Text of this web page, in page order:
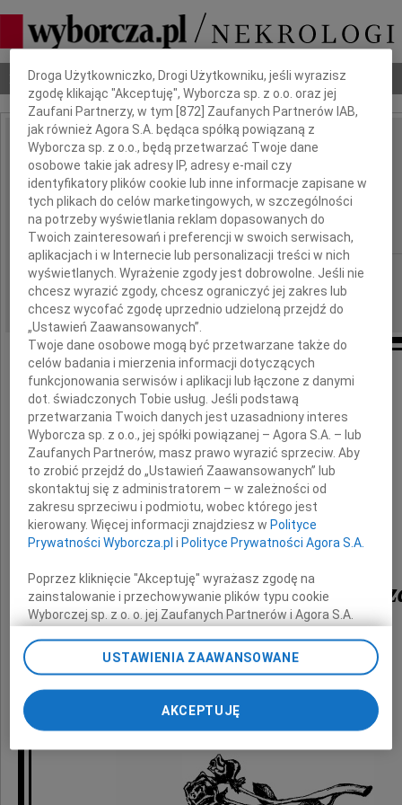
Nekrologi Odeszli Poradnik pogrzebowy
IMIĘ I NAZWISKO:
Romuald Aleturowicz
,
Romuald Aleturowicz
REGION: Białystok
DATA EMISJI: 22.09.2009
Wyrazy szczerego współczucia
Rodzinie
z powodu śmierci
Romualda
składają
Dyrekcja i pracownicy
UNIQA T.U. S.A.
Dbamy o Twoją prywatność
Droga Użytkowniczko, Drogi Użytkowniku, jeśli wyrazisz
zgodę klikając "Akceptuję", Wyborcza sp. z o.o. oraz jej
Zaufani Partnerzy, w tym [872 ] Zaufanych Partnerów IAB,
jak również Agora S.A. będąca spółką powiązaną z
Wyborcza sp. z o.o., będą przetwarzać Twoje dane
osobowe takie jak adresy IP, adresy e-mail czy
identyfikatory plików cookie lub inne informacje zapisane w
tych plikach do celów marketingowych, w szczególności
na potrzeby wyświetlania reklam dopasowanych do
Twoich zainteresowań i preferencji w swoich serwisach,
aplikacjach i w Internecie lub personalizacji treści w nich
wyświetlanych. Wyrażenie zgody jest dobrowolne. Jeśli nie
chcesz wyrazić zgody, chcesz ograniczyć jej zakres lub
chcesz wycofać zgodę uprzednio udzieloną przejdź do
„Ustawień Zaawansowanych”.
Twoje dane osobowe mogą być przetwarzane także do
celów badania i mierzenia informacji dotyczących
funkcjonowania serwisów i aplikacji lub łączone z danymi
dot. świadczonych Tobie usług. Jeśli podstawą
przetwarzania Twoich danych jest uzasadniony interes
Wyborcza sp. z o.o., jej spółki powiązanej – Agora S.A. – lub
Zaufanych Partnerów, masz prawo wyrazić sprzeciw. Aby
to zrobić przejdź do „Ustawień Zaawansowanych” lub
skontaktuj się z administratorem – w zależności od
zakresu sprzeciwu i podmiotu, wobec którego jest
kierowany. Więcej informacji znajdziesz w Polityce
Prywatności Wyborcza.pl i Polityce Prywatności Agora S.A.
Poprzez kliknięcie "Akceptuję" wyrażasz zgodę na
zainstalowanie i przechowywanie plików typu cookie
Wyborczej sp. z o. o. jej Zaufanych Partnerów i Agora S.A.
chwili zmienić swoje preferencje dot. plików cookie,
ponownie wywołując narzędzie do zarządzania Twoimi
preferencjami dot. przetwarzania danych poprzez
odnośnik „Ustawienia prywatności” w stopce serwisu i
przechodząc do sekcji „Ustawienia zaawansowane”.
My, nasi Zaufani Partnerzy i Agora S.A. możemy
USTAWIENIA ZAAWANSOWANE
AKCEPTUJĘ